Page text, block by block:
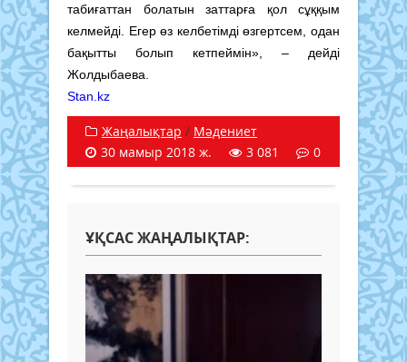
табиғаттан болатын заттарға қол сұққым
келмейді. Егер өз келбетімді өзгертсем, одан
бақытты болып кетпеймін», – дейді
Жолдыбаева.
Stan.kz
Жаңалықтар / Мәдениет
30 мамыр 2018 ж.
3 081 0
ҰҚСАС ЖАҢАЛЫҚТАР: